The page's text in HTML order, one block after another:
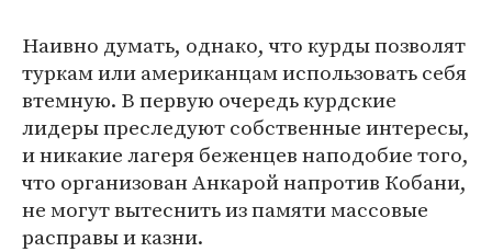
Наивно думать, однако, что курды позволят
туркам или американцам использовать себя
втемную. В первую очередь курдские
лидеры преследуют собственные интересы,
и никакие лагеря беженцев наподобие того,
что организован Анкарой напротив Кобани,
не могут вытеснить из памяти массовые
расправы и казни.